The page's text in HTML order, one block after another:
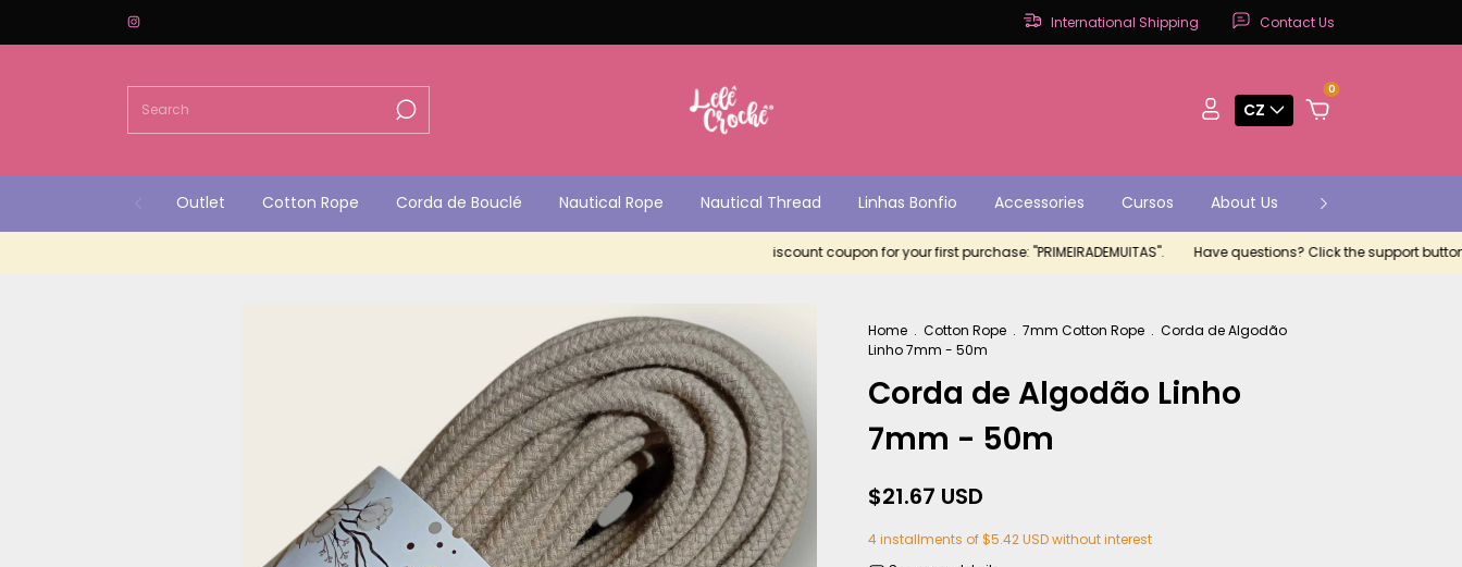
International Shipping Contact Us
CZ
0
Outlet Cotton Rope Corda de Bouclé Nautical Rope Nautical Thread Linhas Bonfio Accessories Cursos About Us Contact
iscount coupon for your first purchase: "PRIMEIRADEMUITAS". Have questions? Click the support button.
Home . Cotton Rope . 7mm Cotton Rope . Corda de Algodão
Linho 7mm - 50m
Corda de Algodão Linho
7mm - 50m
$21.67 USD
4installments of$5.42 USDwithout interest